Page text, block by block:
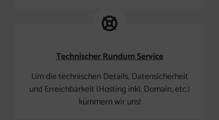
Technischer Rundum Service
Um die technischen Details, Datensicherheit
und Erreichbarkeit (Hosting inkl. Domain, etc.)
kümmern wir uns!